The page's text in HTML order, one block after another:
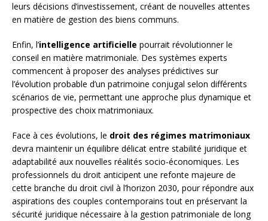
leurs décisions d’investissement, créant de nouvelles attentes
en matière de gestion des biens communs.
Enfin, l’intelligence artificielle pourrait révolutionner le
conseil en matière matrimoniale. Des systèmes experts
commencent à proposer des analyses prédictives sur
l’évolution probable d’un patrimoine conjugal selon différents
scénarios de vie, permettant une approche plus dynamique et
prospective des choix matrimoniaux.
Face à ces évolutions, le droit des régimes matrimoniaux
devra maintenir un équilibre délicat entre stabilité juridique et
adaptabilité aux nouvelles réalités socio-économiques. Les
professionnels du droit anticipent une refonte majeure de
cette branche du droit civil à l’horizon 2030, pour répondre aux
aspirations des couples contemporains tout en préservant la
sécurité juridique nécessaire à la gestion patrimoniale de long